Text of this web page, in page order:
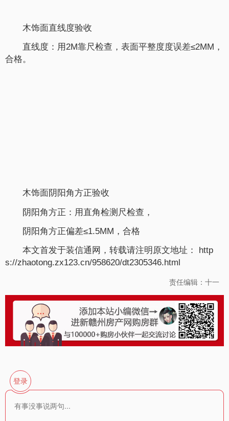
木饰面直线度验收
直线度：用2M靠尺检查，表面平整度度误差≤2MM，
合格。
木饰面阴阳角方正验收
阴阳角方正：用直角检测尺检查，
阴阳角方正偏差≤1.5MM，合格
本文首发于装信通网，转载请注明原文地址： http
s://zhaotong.zx123.cn/958620/dt2305346.html
责任编辑：十一